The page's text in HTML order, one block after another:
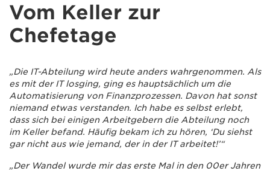
Vom Keller zur
Chefetage
„Die IT-Abteilung wird heute anders wahrgenommen. Als
es mit der IT losging, ging es hauptsächlich um die
Automatisierung von Finanzprozessen. Davon hat sonst
niemand etwas verstanden. Ich habe es selbst erlebt,
dass sich bei einigen Arbeitgebern die Abteilung noch
im Keller befand. Häufig bekam ich zu hören, ‘Du siehst
gar nicht aus wie jemand, der in der IT arbeitet!’“
„Der Wandel wurde mir das erste Mal in den 00er Jahren